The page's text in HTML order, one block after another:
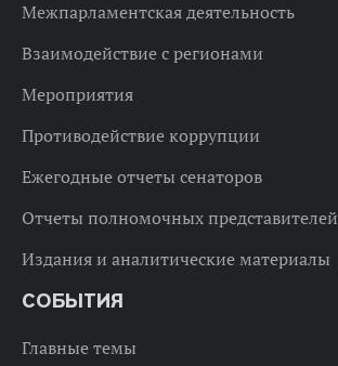
Межпарламентская деятельность
Взаимодействие с регионами
Мероприятия
Противодействие коррупции
Ежегодные отчеты сенаторов
Отчеты полномочных представителей
Издания и аналитические материалы
СОБЫТИЯ
Главные темы